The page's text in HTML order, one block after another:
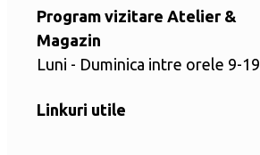
Program vizitare Atelier &
Magazin
Luni - Duminica intre orele 9-19
Linkuri utile